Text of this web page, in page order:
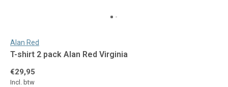
Alan Red
T-shirt 2 pack Alan Red Virginia
€29,95
Incl. btw